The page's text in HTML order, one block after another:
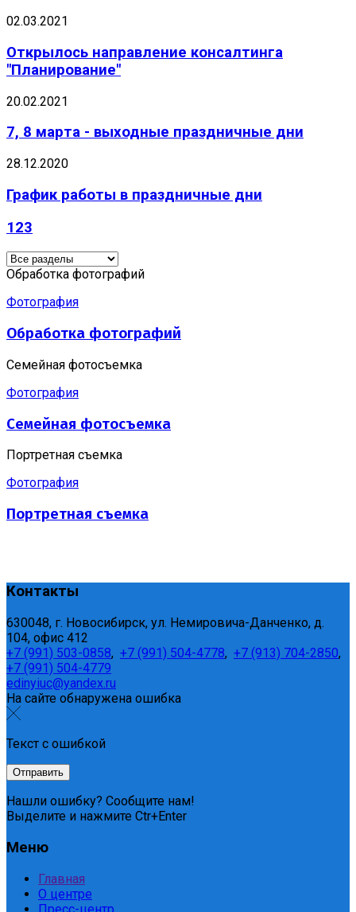
02.03.2021
Открылось направление консалтинга
"Планирование"
20.02.2021
7, 8 марта - выходные праздничные дни
28.12.2020
График работы в праздничные дни
123
Обработка фотографий
Фотография
Обработка фотографий
Семейная фотосъемка
Фотография
Семейная фотосъемка
Портретная съемка
Фотография
Портретная съемка
Контакты
630048, г. Новосибирск, ул. Немировича-Данченко, д.
104, офис 412
+7 (991) 503-0858, +7 (991) 504-4778, +7 (913) 704-2850,
+7 (991) 504-4779
edinyiuc@yandex.ru
На сайте обнаружена ошибка
Текст с ошибкой
Нашли ошибку? Сообщите нам!
Выделите и нажмите Ctr+Enter
Меню
Главная
О центре
Пресс-центр